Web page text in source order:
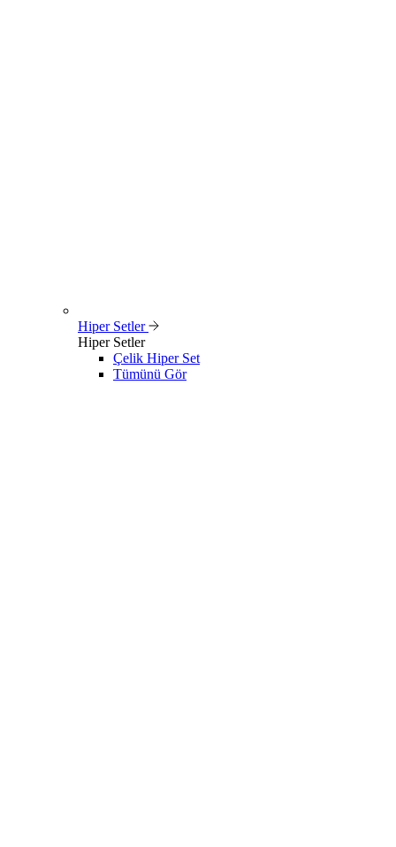
Hiper Setler
Hiper Setler
Çelik Hiper Set
Tümünü Gör